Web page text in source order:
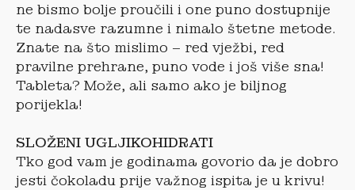
ne bismo bolje proučili i one puno dostupnije
te nadasve razumne i nimalo štetne metode.
Znate na što mislimo – red vježbi, red
pravilne prehrane, puno vode i još više sna!
Tableta? Može, ali samo ako je biljnog
porijekla!
SLOŽENI UGLJIKOHIDRATI
Tko god vam je godinama govorio da je dobro
jesti čokoladu prije važnog ispita je u krivu!